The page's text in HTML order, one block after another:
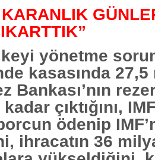
KARANLIK
yönetme
kasasında 27,5
Bankası’nın
çıktığını,
ödenip
ihracatın 36